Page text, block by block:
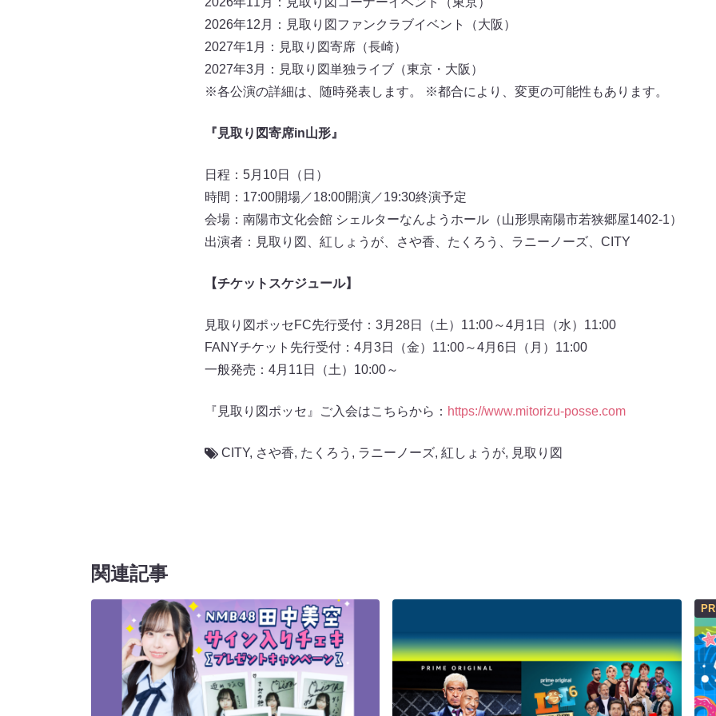
2026年12月：見取り図ファンクラブイベント（大阪）
2027年1月：見取り図寄席（長崎）
2027年3月：見取り図単独ライブ（東京・大阪）
※各公演の詳細は、随時発表します。 ※都合により、変更の可能性もあります。
『見取り図寄席in山形』
日程：5月10日（日）
時間：17:00開場／18:00開演／19:30終演予定
会場：南陽市文化会館 シェルターなんようホール（山形県南陽市若狭郷屋1402-1）
出演者：見取り図、紅しょうが、さや香、たくろう、ラニーノーズ、CITY
【チケットスケジュール】
見取り図ポッセFC先行受付：3月28日（土）11:00～4月1日（水）11:00
FANYチケット先行受付：4月3日（金）11:00～4月6日（月）11:00
一般発売：4月11日（土）10:00～
『見取り図ポッセ』ご入会はこちらから： https://www.mitorizu-posse.com
CITY, さや香, たくろう , ラニーノーズ, 紅しょうが, 見取り図
関連記事
PR